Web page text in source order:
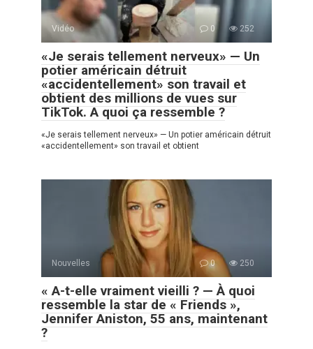
Vidéo 0 252
«Je serais tellement nerveux» — Un
potier américain détruit
«accidentellement» son travail et
obtient des millions de vues sur
TikTok. A quoi ça ressemble ?
«Je serais tellement nerveux» — Un potier américain détruit
«accidentellement» son travail et obtient
Nouvelles 0 250
« A-t-elle vraiment vieilli ? — À quoi
ressemble la star de « Friends »,
Jennifer Aniston, 55 ans, maintenant
?